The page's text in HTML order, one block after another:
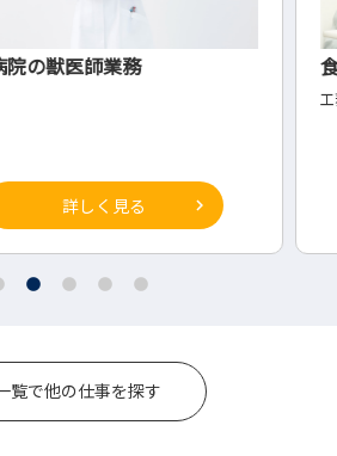
獣医師業務
詳しく見る
食
覧で他の仕事を探す